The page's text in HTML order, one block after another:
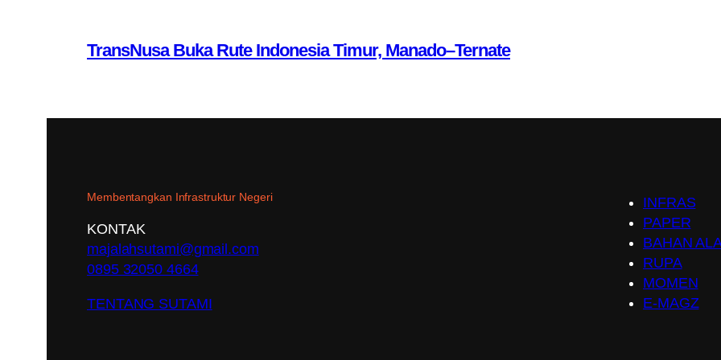
TransNusa Buka Rute Indonesia Timur, Manado–Ternate
Membentangkan Infrastruktur Negeri
KONTAK
majalahsutami@gmail.com
0895 32050 4664
TENTANG SUTAMI
INFRAS
PAPER
BAHAN
RUPA
MOMEN
E-MAGZ